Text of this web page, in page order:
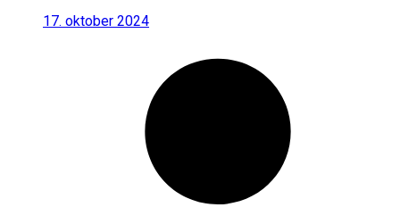
17. oktober 2024